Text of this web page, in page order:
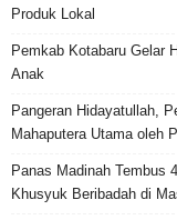
Produk Lokal
Pemkab Kotabaru Gelar
Anak
Pangeran Hidayatullah,
Mahaputera Utama oleh
Panas Madinah Tembus
Khusyuk Beribadah di